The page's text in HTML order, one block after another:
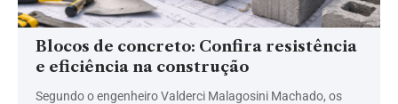
Blocos de concreto: Confira resistência
e eficiência na construção
Segundo o engenheiro Valderci Malagosini Machado, os